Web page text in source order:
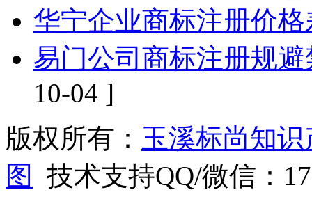
华宁企业商标注册价
易门公司商标注册规
10-04 ]
版权所有： 玉溪标尚知
图
技术支持QQ/微信：